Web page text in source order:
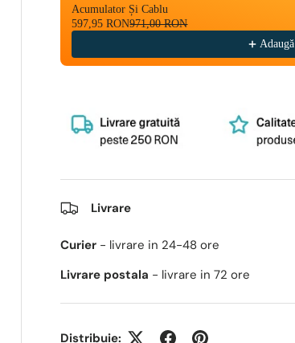
Acumulator Și Cablu
597,95 RON971,00 RON
Adaugă
Livrare
Curier - livrare in 24-48 ore
Livrare postala - livrare in 72 ore
Distribuie: